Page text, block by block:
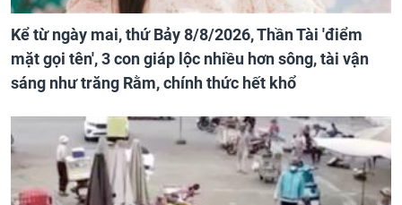
Kể từ ngày mai, thứ Bảy 8/8/2026, Thần Tài 'điểm
mặt gọi tên', 3 con giáp lộc nhiều hơn sông, tài vận
sáng như trăng Rằm, chính thức hết khổ